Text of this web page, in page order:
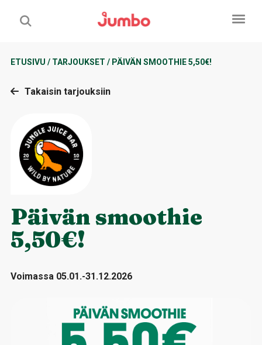
ETUSIVU / TARJOUKSET / PÄIVÄN SMOOTHIE 5,50€!
Takaisin tarjouksiin
Päivän smoothie
5,50€!
Voimassa 05.01.-31.12.2026